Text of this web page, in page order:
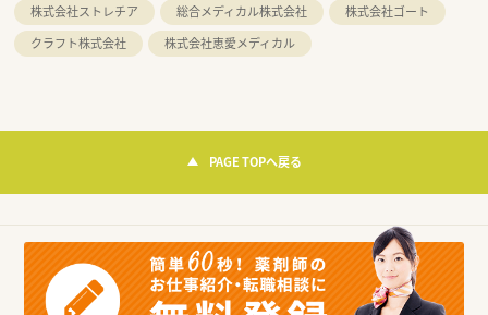
株式会社ストレチア
総合メディカル株式会社
株式会社ゴート
クラフト株式会社
株式会社恵愛メディカル
PAGE TOPへ戻る